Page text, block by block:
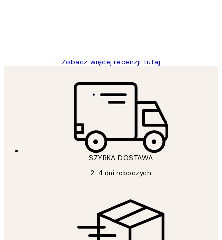
Zobacz więcej recenzji tutaj
SZYBKA DOSTAWA
2-4 dni roboczych